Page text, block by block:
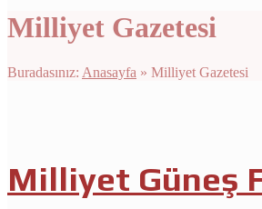
Milliyet Gazetesi
Buradasınız: Anasayfa » Milliyet Gazetesi
Milliyet Güneş